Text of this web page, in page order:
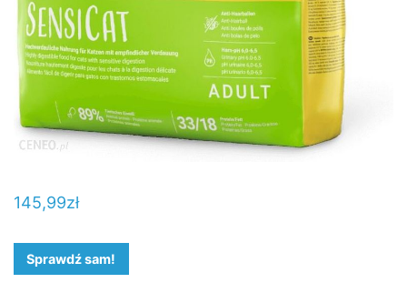
145,99zł
Sprawdź sam!